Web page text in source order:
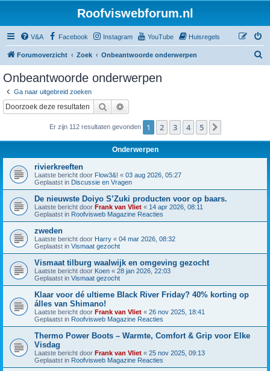
Roofviswebforum.nl
V&A Facebook Instagram YouTube Huisregels
Forumoverzicht Zoek Onbeantwoorde onderwerpen
Onbeantwoorde onderwerpen
Ga naar uitgebreid zoeken
Zoek
Er zijn 112 resultaten gevonden 1 2 3 4 5
Onderwerpen
rivierkreeften
Laatste bericht door Flow3&! « 03 aug 2026, 05:27
Geplaatst in Discussie en Vragen
De nieuwste Doiyo S’Zuki producten voor op baars.
Laatste bericht door Frank van Vliet « 14 apr 2026, 08:11
Geplaatst in Roofvisweb Magazine Reacties
zweden
Laatste bericht door Harry « 04 mar 2026, 08:32
Geplaatst in Vismaat gezocht
Vismaat tilburg waalwijk en omgeving gezocht
Laatste bericht door Koen « 28 jan 2026, 22:03
Geplaatst in Vismaat gezocht
Klaar voor dé ultieme Black River Friday? 40% korting op
álles van Shimano!
Laatste bericht door Frank van Vliet « 26 nov 2025, 18:41
Geplaatst in Roofvisweb Magazine Reacties
Thermo Power Boots – Warmte, Comfort & Grip voor Elke
Visdag
Laatste bericht door Frank van Vliet « 25 nov 2025, 09:13
Geplaatst in Roofvisweb Magazine Reacties